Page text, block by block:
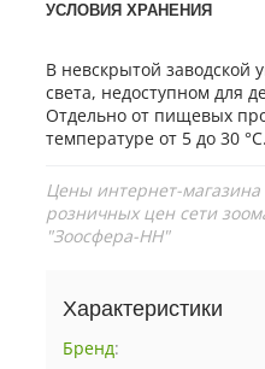
УСЛОВИЯ ХРАНЕНИЯ
В невскрытой заводской
света, недоступном для
Отдельно от пищевых
температуре от 5 до 30
Цены интернет-магазина
розничных цен сети
"Зоосфера-НН"
Характеристики
Бренд: